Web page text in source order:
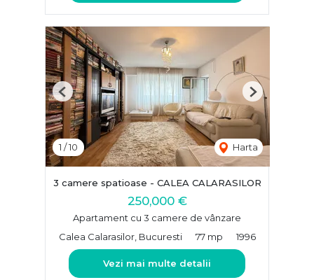
1 /10 Harta
Previous Next
3 camere spatioase - CALEA CALARASILOR
250,000 €
Apartament cu 3 camere de vânzare
Calea Calarasilor, Bucuresti
77 mp 1996
Vezi mai multe detalii